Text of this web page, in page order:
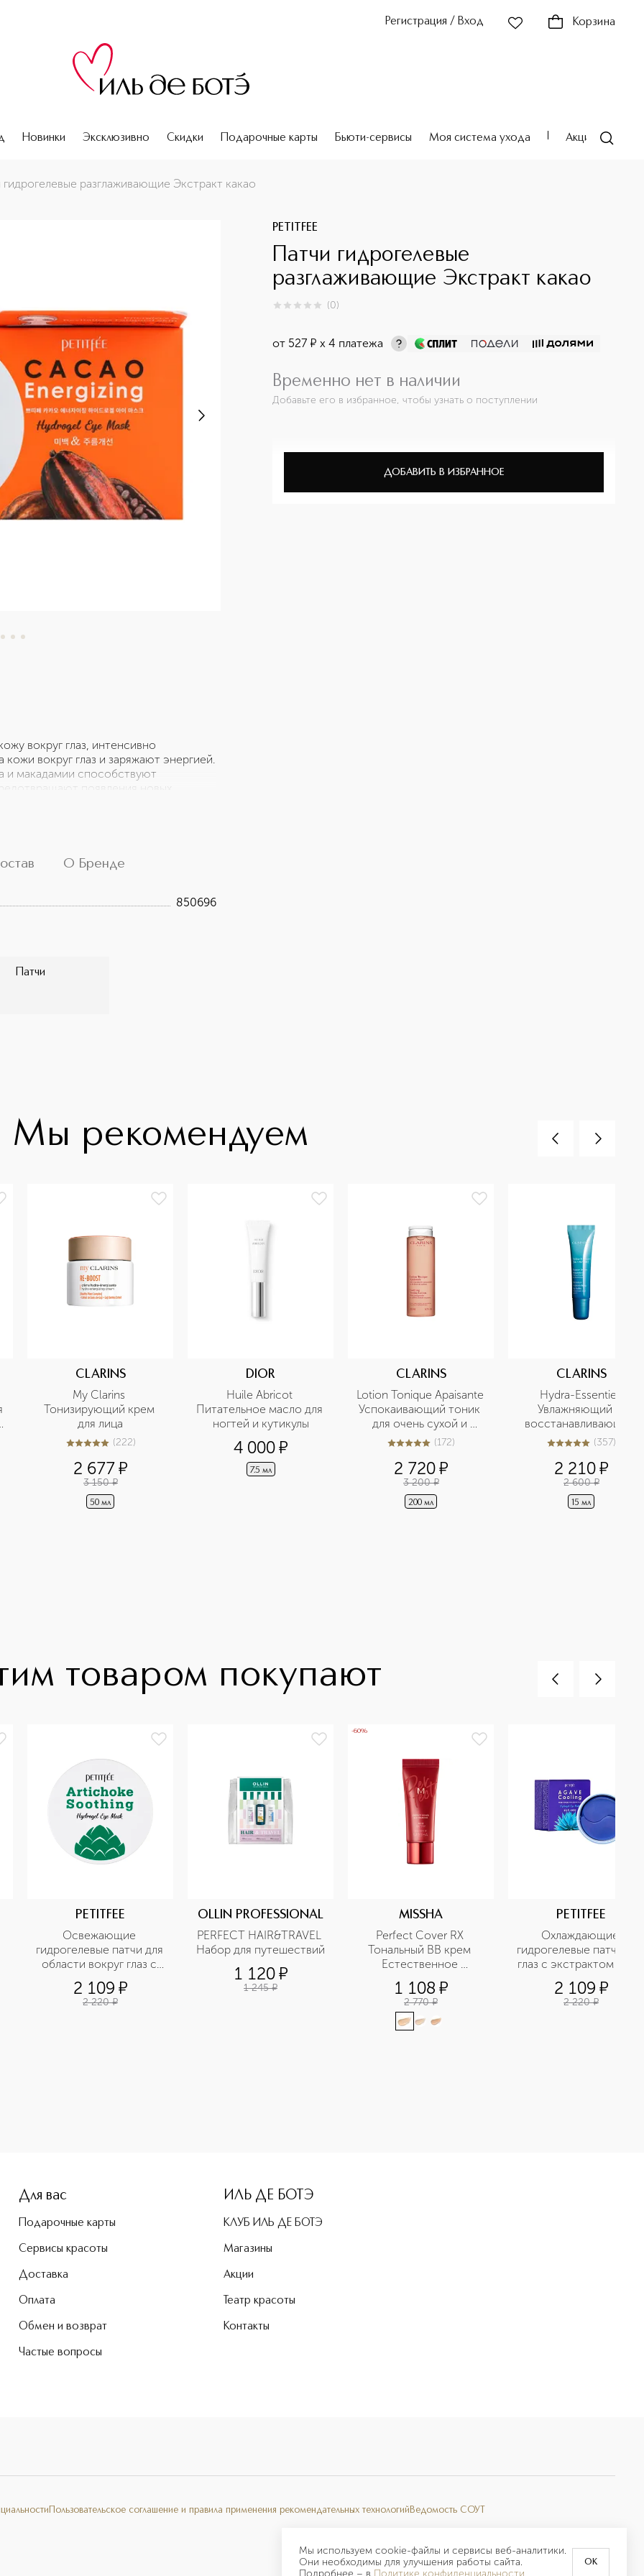
Мы используем cookie-файлы и сервисы веб-аналитики.
Они необходимы для улучшения работы сайта.
Подробнее – в Политике конфиденциальности
OK
Регистрация / Вход Корзина
Новинки Эксклюзивно Скидки Подарочные карты Бьюти-сервисы Моя система ухода Акции
гидрогелевые разглаживающие Экстракт какао
PETITFEE
Патчи гидрогелевые
разглаживающие Экстракт какао
0из 0 (0)
от 527 ¤ х 4 платежа
Временно нет в наличии
Добавьте его в избранное, чтобы узнать о поступлении
ДОБАВИТЬ В ИЗБРАННОЕ
вокруг глаз, интенсивно
вокруг глаз и заряжают энергией.
и макадамии способствуют
появления новых,
коллагена и эластина в
60 шт" О Бренде
850696
Патчи
Мы рекомендуем
CLARINS
My Clarins
Тонизирующий крем
для лица
5из 5222 (222)
2 677¤
3 150 ¤
50 мл
DIOR
Huile Abricot
Питательное масло для
ногтей и кутикулы
4 000¤
7.5 мл
CLARINS
Lotion Tonique Apaisante
Успокаивающий тоник
для очень сухой и
чувствительной кожи
5из 5172 (172)
2 720¤
3 200 ¤
200 мл
CLARINS
Hydra-Essentiel
Увлажняющий и
восстанавливающий
бальзам для губ
5из 5357 (357)
2 210¤
2 600 ¤
15 мл
товаром покупают
PETITFEE
Освежающие
гидрогелевые патчи для
области вокруг глаз с
экстрактом артишока
2 109 ¤
2 220 ¤
OLLIN PROFESSIONAL
PERFECT HAIR&TRAVEL
Набор для путешествий
1 120¤
1 245 ¤
-60%
MISSHA
Perfect Cover RХ
Тональный BB крем
Естественное
покрытие SPF42/PA+++
1 108 ¤
2 770 ¤
PETITFEE
Охлаждающие
гидрогелевые патчи для
глаз с экстрактом
2 109 ¤
2 220 ¤
Для вас
Подарочные карты
Сервисы красоты
Доставка
Оплата
Обмен и возврат
Частые вопросы
ИЛЬ ДЕ БОТЭ
КЛУБ ИЛЬ ДЕ БОТЭ
Магазины
Акции
Театр красоты
Контакты
Пользовательское соглашение и правила применения рекомендательных технологий Ведомость СОУТ